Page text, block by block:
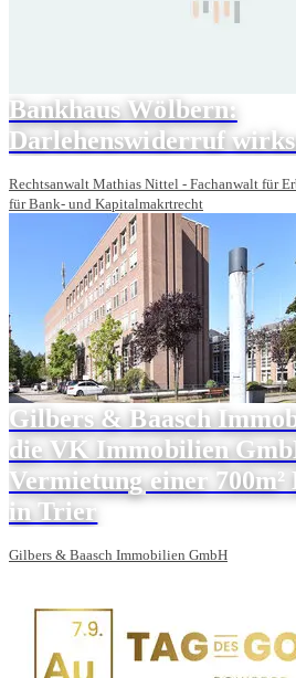
Bankhaus Wölbern:
Darlehenswiderruf
Rechtsanwalt Mathias Nittel - Fachanwalt für
für Bank- und Kapitalmakrtrecht
Gilbers & Baasch
die VK Immobilien
Vermietung einer 700m²
in Trier
Gilbers & Baasch Immobilien GmbH